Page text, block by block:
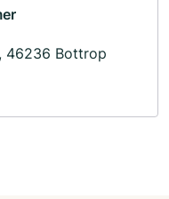
46236 Bottrop